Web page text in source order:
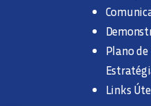
Plano
Links